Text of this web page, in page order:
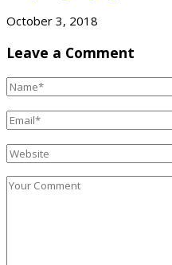
October 3, 2018
Leave a Comment